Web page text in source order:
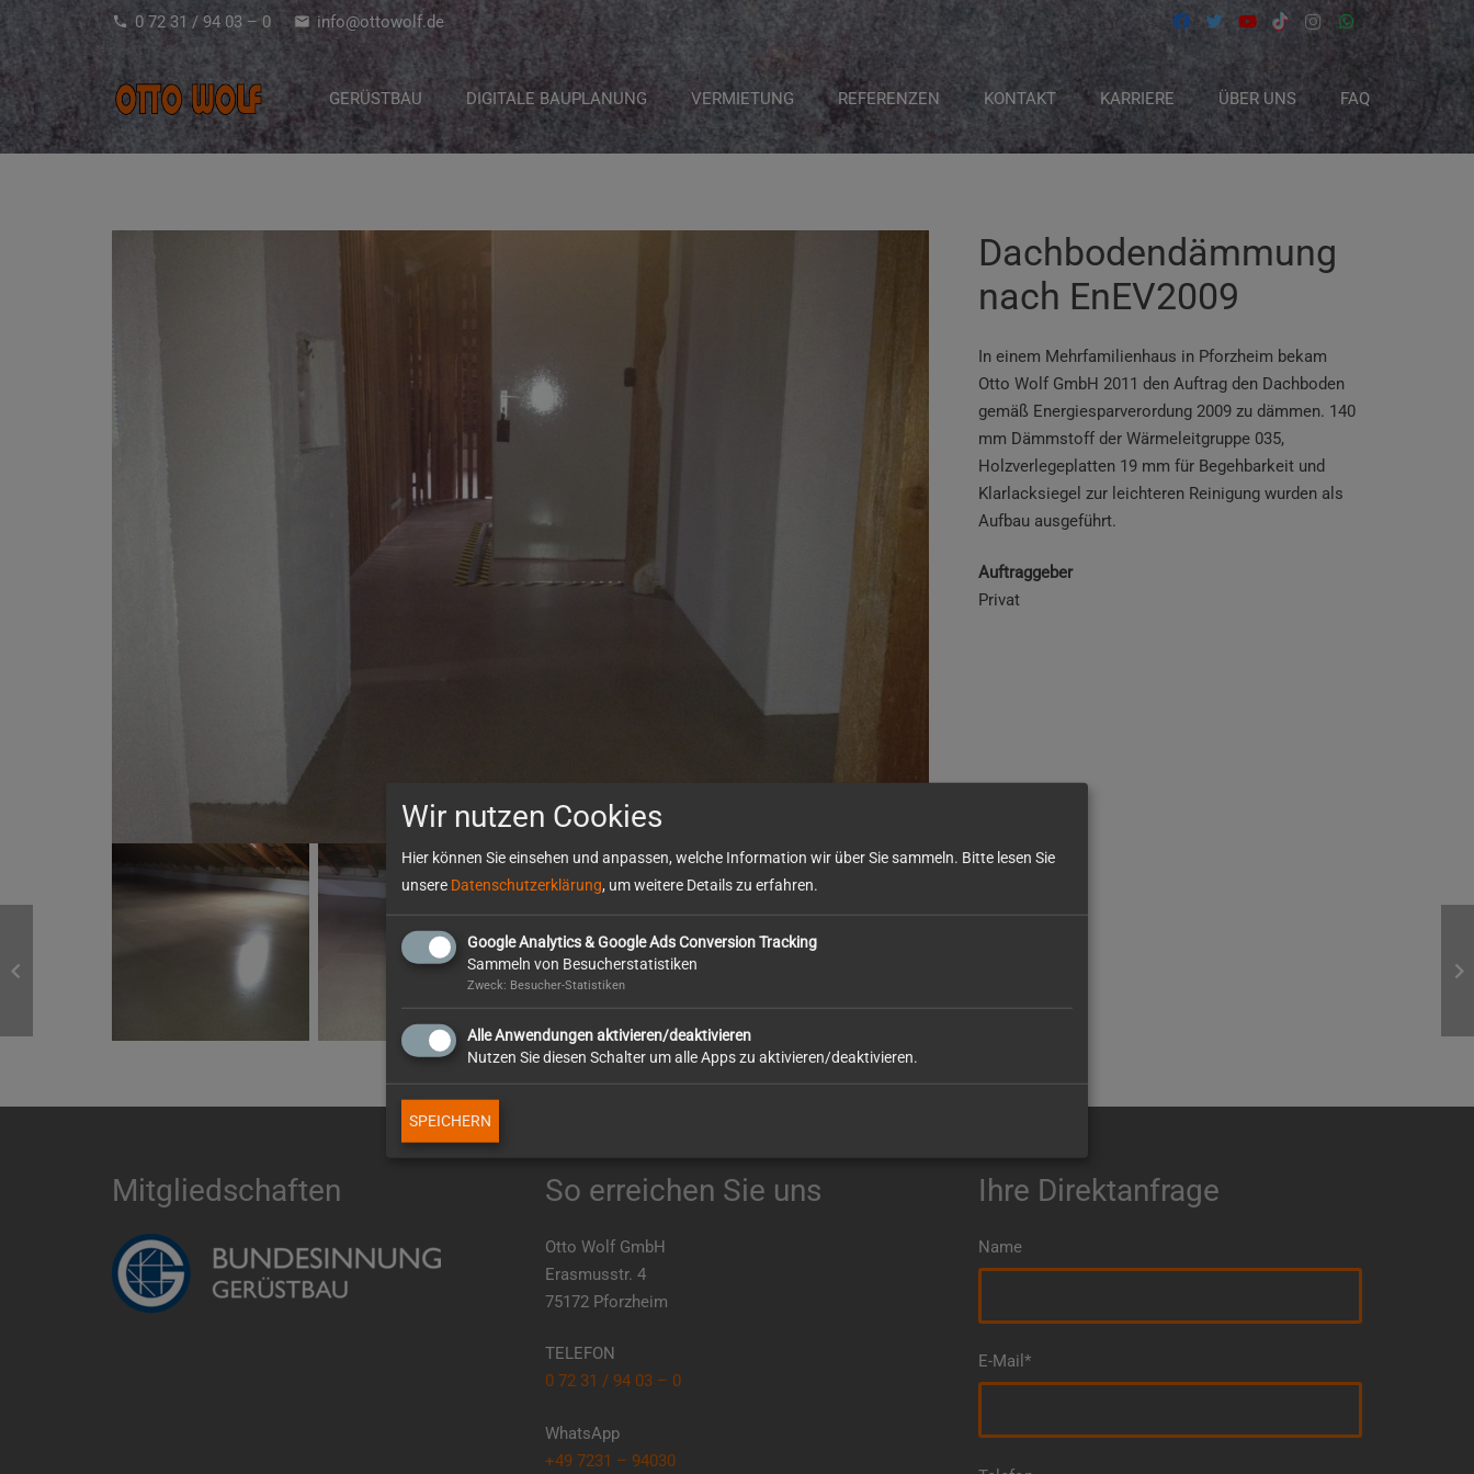
phone 0 72 31 / 94 03 – 0 mail info@ottowolf.de
GERÜSTBAU DIGITALE BAUPLANUNG VERMIETUNG REFERENZEN KONTAKT KARRIERE ÜBER UNS FAQ
Dachbodendämmung
nach EnEV2009
In einem Mehrfamilienhaus in Pforzheim bekam
Otto Wolf GmbH 2011 den Auftrag den Dachboden
gemäß Energiesparverordung 2009 zu dämmen. 140
mm Dämmstoff der Wärmeleitgruppe 035,
Holzverlegeplatten 19 mm für Begehbarkeit und
Klarlacksiegel zur leichteren Reinigung wurden als
Aufbau ausgeführt.
Auftraggeber
Privat
Mitgliedschaften So erreichen Sie uns
Otto Wolf GmbH
Erasmusstr. 4
75172 Pforzheim
TELEFON
0 72 31 / 94 03 – 0
WhatsApp
+49 7231 – 94030
Ihre Direktanfrage
Name
E-Mail*
Wir nutzen Cookies
Hier können Sie einsehen und anpassen, welche Information wir über Sie sammeln. Bitte lesen Sie
unsere Datenschutzerklärung, um weitere Details zu erfahren.
Google Analytics & Google Ads Conversion Tracking
Sammeln von Besucherstatistiken
Zweck: Besucher-Statistiken
Alle Anwendungen aktivieren/deaktivieren
Nutzen Sie diesen Schalter um alle Apps zu aktivieren/deaktivieren.
SPEICHERN